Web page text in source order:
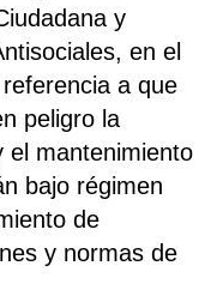
y
en el
a que
peligro la
el mantenimiento
bajo régimen
de
y normas de